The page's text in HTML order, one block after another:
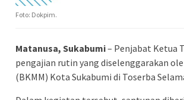
Foto: Dokpim.
Matanusa, Sukabumi– Penjabat Ketua
pengajian rutin yang diselenggarakan
(BKMM) Kota Sukabumi di Toserba